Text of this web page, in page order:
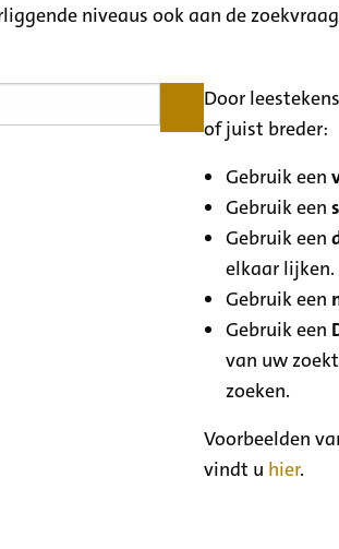
niveaus ook aan de
Door
of juist breder:
Gebruik een
Gebruik een
Gebruik een
elkaar lijken.
Gebruik een
Gebruik een
van uw
zoeken.
Voorbeelden
vindt u hier.